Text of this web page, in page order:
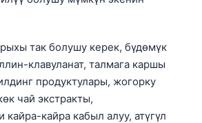
так болушу керек, бүдөмүк
клавуланат, талмага каршы
продуктулары, жогорку
чай экстракты,
кайра кабыл алуу, атүгүл